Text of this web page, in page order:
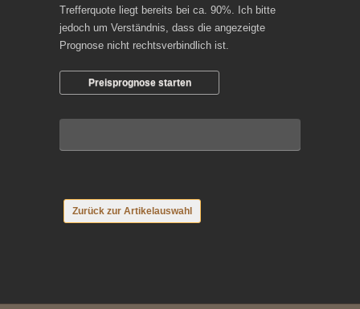
Trefferquote liegt bereits bei ca. 90%. Ich bitte
jedoch um Verständnis, dass die angezeigte
Prognose nicht rechtsverbindlich ist.
Preisprognose starten